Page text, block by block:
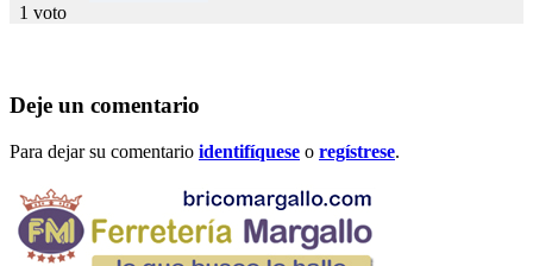
1 voto
Deje un comentario
Para dejar su comentario identifíquese o regístrese.